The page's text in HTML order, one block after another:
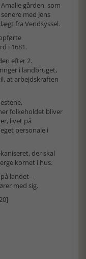
gården, som
med Jens
fra Vendsyssel.
i 1681.
efter 2.
i landbruget,
at arbejdskraften
folkeholdet bliver
livet på
personale i
der skal
kornet i hus.
landet –
med sig.